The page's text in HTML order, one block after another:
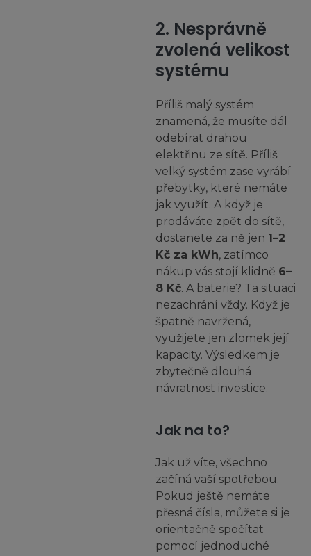
2. Nesprávně
zvolená velikost
systému
Příliš malý systém
znamená, že musíte dál
odebírat drahou
elektřinu ze sítě. Příliš
velký systém zase vyrábí
přebytky, které nemáte
jak využít. A když je
prodáváte zpět do sítě,
dostanete za ně jen 1–2
Kč za kWh, zatímco
nákup vás stojí klidně 6–
8 Kč. A baterie? Ta situaci
nezachrání vždy. Když je
špatně navržená,
využijete jen zlomek její
kapacity. Výsledkem je
zbytečně dlouhá
návratnost investice.
Jak na to?
Jak už víte, všechno
začíná vaší spotřebou.
Pokud ještě nemáte
přesná čísla, můžete si je
orientačně spočítat
pomocí jednoduché